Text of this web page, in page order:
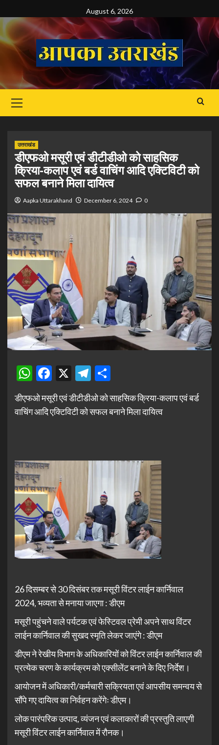
to
content
August 6, 2026
Menu
उत्तराखंड
डीएफओ मसूरी एवं डीटीडीओ को साहसिक
क्रिया-कलाप एवं बर्ड वाचिंग आदि एक्टिविटी को
सफल बनाने मिला दायित्व
Aapka Uttarakhand December 6, 2024 0
WhatsApp
Facebook
X Telegram
डीएफओ मसूरी एवं डीटीडीओ को साहसिक क्रिया-कलाप एवं बर्ड
वाचिंग आदि एक्टिविटी को सफल बनाने मिला दायित्व
26 दिसम्बर से 30 दिसंबर तक मसूरी विंटर लाईन कार्निवाल
2024, भव्यता से मनाया जाएगा : डीएम
मसूरी पहुंचने वाले पर्यटक एवं फेस्टिवल प्रेमी अपने साथ विंटर
लाईन कार्निवाल की सुखद स्मृति लेकर जाएंगे : डीएम
डीएम ने रेखीय विभाग के अधिकारियों को विंटर लाईन कार्निवाल की
प्रत्येक चरण के कार्यक्रम को एक्सीलेंट बनाने के दिए निर्देश।
आयोजन में अधिकारी/कर्मचारी सक्रियता एवं आपसीय समन्वय से
सौंपे गए दायित्व का निर्वहन करेंगेः डीएम।
लोक पारंपरिक उत्पाद, व्यंजन एवं कलाकारों की प्रस्तुति लाएगी
मसूरी विंटर लाईन कार्निवाल में रौनक।